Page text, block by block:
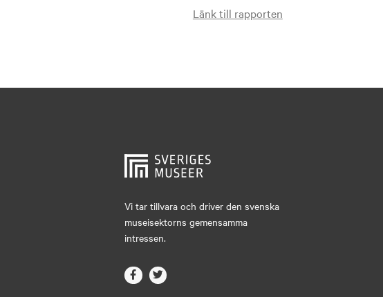
Länk till rapporten
Vi tar tillvara och driver den svenska
museisektorns gemensamma
intressen.